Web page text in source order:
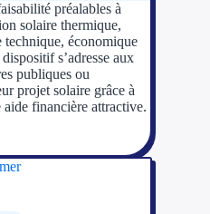
Par financeur
Aides par
Aides
préalables à
solaire thermique,
technique, économique
s’adresse aux
publiques ou
projet solaire grâce à
financière attractive.